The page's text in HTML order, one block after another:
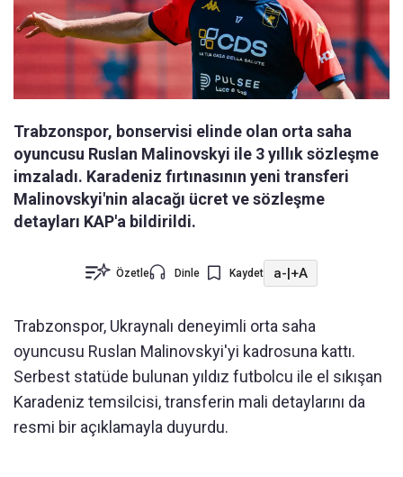
Trabzonspor, bonservisi elinde olan orta saha
oyuncusu Ruslan Malinovskyi ile 3 yıllık sözleşme
imzaladı. Karadeniz fırtınasının yeni transferi
Malinovskyi'nin alacağı ücret ve sözleşme
detayları KAP'a bildirildi.
Özetle Dinle Kaydet a-|+A
Trabzonspor, Ukraynalı deneyimli orta saha
oyuncusu Ruslan Malinovskyi'yi kadrosuna kattı.
Serbest statüde bulunan yıldız futbolcu ile el sıkışan
Karadeniz temsilcisi, transferin mali detaylarını da
resmi bir açıklamayla duyurdu.